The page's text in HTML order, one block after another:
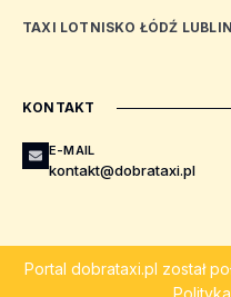
TAXI LOTNISKO ŁÓDŹ
KONTAKT
E-MAIL
kontakt@dobrataxi.pl
Portal dobrataxi.pl został